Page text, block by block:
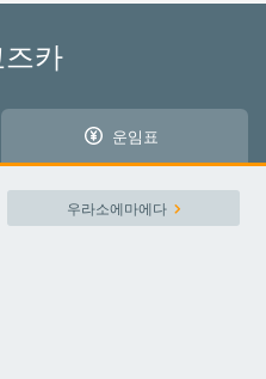
공항
공항카
운임표
우라소에마에다